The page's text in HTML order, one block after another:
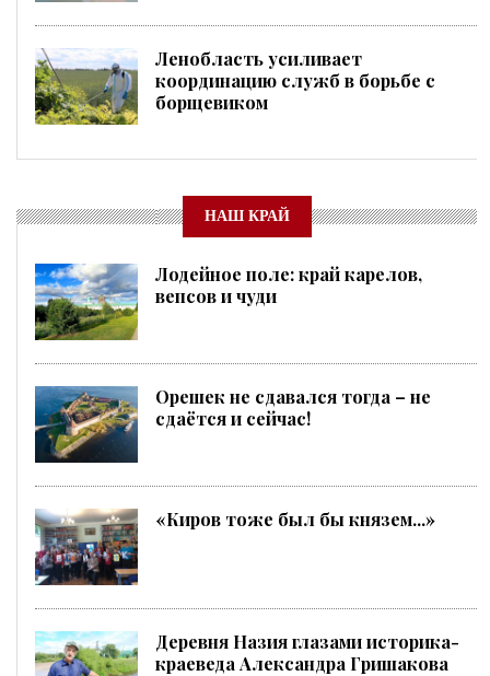
Ленобласть усиливает
координацию служб в борьбе с
борщевиком
НАШ КРАЙ
Лодейное поле: край карелов,
вепсов и чуди
Орешек не сдавался тогда – не
сдаётся и сейчас!
«Киров тоже был бы князем...»
Деревня Назия глазами историка-
краеведа Александра Гришакова